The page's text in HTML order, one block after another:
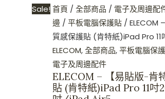
Sale! 首頁 / 全部商品 / 電子及周邊配
邊 / 平板電腦保護貼 / ELECOM
質感保護貼 (肯特紙)iPad Pro
ELECOM,全部商品,平板電腦保
電子及周邊配件
ELECOM – 【易貼版-肯
貼 (肯特紙)iPad Pro 11吋
質
感
保
護
貼
(肯
特